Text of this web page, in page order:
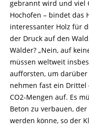
gebrannt wird und viel
Hochofen – bindet das
interessanter Holz für
der Druck auf den
Wälder? „Nein, auf
müssen weltweit
aufforsten, um darüber
nehmen fast ein Drittel
CO2-Mengen auf. Es
Beton zu verbauen,
werden könne, so der